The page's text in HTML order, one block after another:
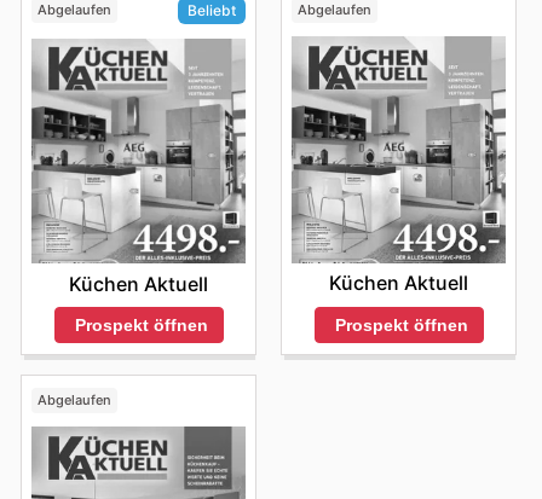
Abgelaufen Beliebt
Küchen Aktuell
Prospekt öffnen
Abgelaufen
Küchen Aktuell
Prospekt öffnen
Abgelaufen